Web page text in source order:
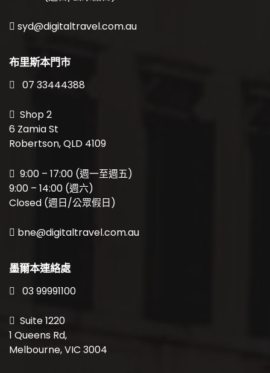
syd@digitaltravel.com.au
布里斯本門市
07 33444388
Shop 2
6 Zamia St
Robertson, QLD 4109
9:00 – 17:00 (週一至週五)
9:00 – 14:00 (週六)
Closed (週日/公眾假日)
bne@digitaltravel.com.au
墨爾本連絡處
03 99991100
Suite 1220
1 Queens Rd,
Melbourne, VIC 3004